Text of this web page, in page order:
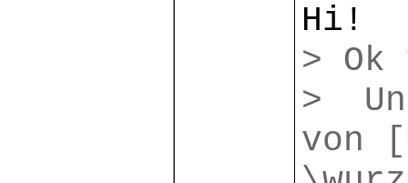
Hi!
>
>
von